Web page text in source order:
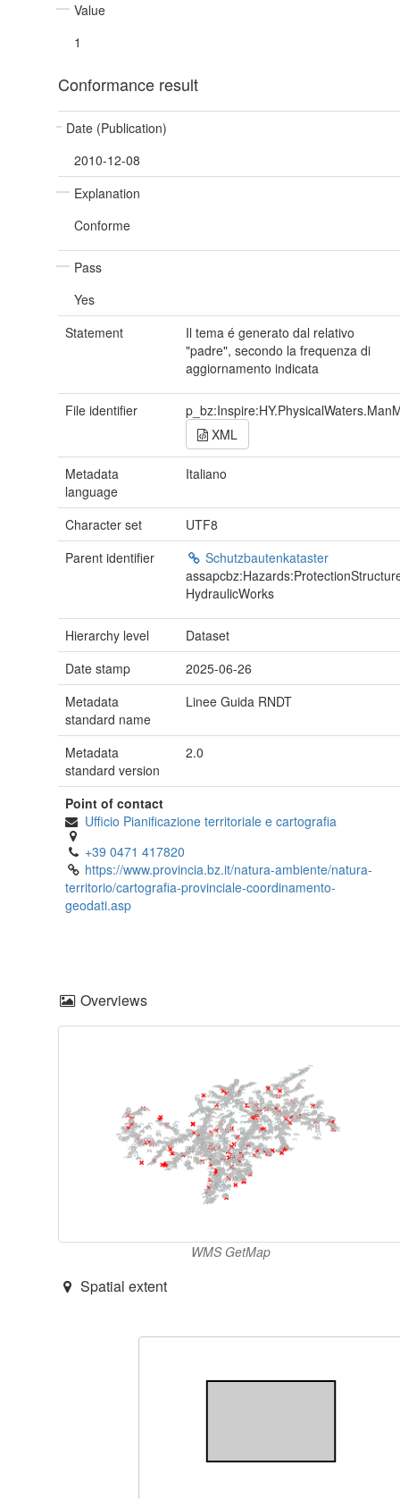
Value
1
Conformance result
Date (Publication)
2010-12-08
Explanation
Conforme
Pass
Yes
Statement
Il tema é generato dal relativo
"padre", secondo la frequenza di
aggiornamento indicata
File identifier
XML
Metadata
language
Italiano
Character set
UTF8
Parent identifier
Schutzbautenkataster
HydraulicWorks
Hierarchy level
Dataset
Date stamp
2025-06-26
Metadata
standard name
Linee Guida RNDT
Metadata
standard version
2.0
Point of contact
Ufficio Pianificazione territoriale e cartografia
+39 0471 417820
https://www.provincia.bz.it/natura-ambiente/natura-
territorio/cartografia-provinciale-coordinamento-
geodati.asp
Overviews
WMS GetMap
Spatial extent